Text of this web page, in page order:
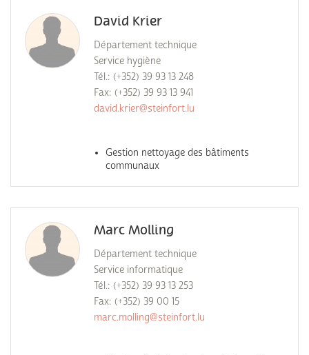
David Krier
Département technique
Service hygiène
Tél.: (+352) 39 93 13 248
Fax: (+352) 39 93 13 941
david.krier@steinfort.lu
Gestion nettoyage des bâtiments
communaux
Marc Molling
Département technique
Service informatique
Tél.: (+352) 39 93 13 253
Fax: (+352) 39 00 15
marc.molling@steinfort.lu